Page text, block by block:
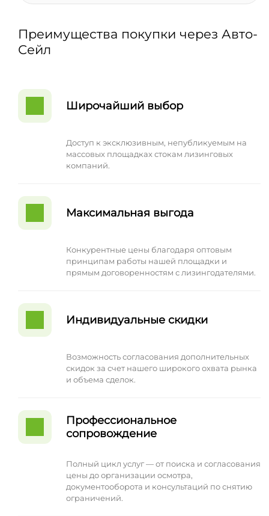
Преимущества покупки через Авто-
Сейл
Широчайший выбор
Доступ к эксклюзивным, непубликуемым на
массовых площадках стокам лизинговых
компаний.
Максимальная выгода
Конкурентные цены благодаря оптовым
принципам работы нашей площадки и
прямым договоренностям с лизингодателями.
Индивидуальные скидки
Возможность согласования дополнительных
скидок за счет нашего широкого охвата рынка
и объема сделок.
Профессиональное
сопровождение
Полный цикл услуг — от поиска и согласования
цены до организации осмотра,
документооборота и консультаций по снятию
ограничений.